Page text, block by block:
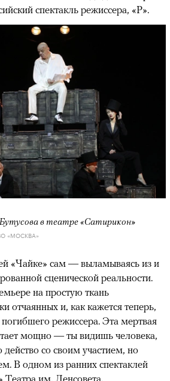
спектакль режиссера, «Р».
в театре «Сатирикон»
«МОСКВА»
«Чайке» сам — выламываясь из и
сценической реальности.
на простую ткань
отчаянных и, как кажется теперь,
режиссера. Эта мертвая
мощно — ты видишь человека,
действо со своим участием, но
В одном из ранних спектаклей